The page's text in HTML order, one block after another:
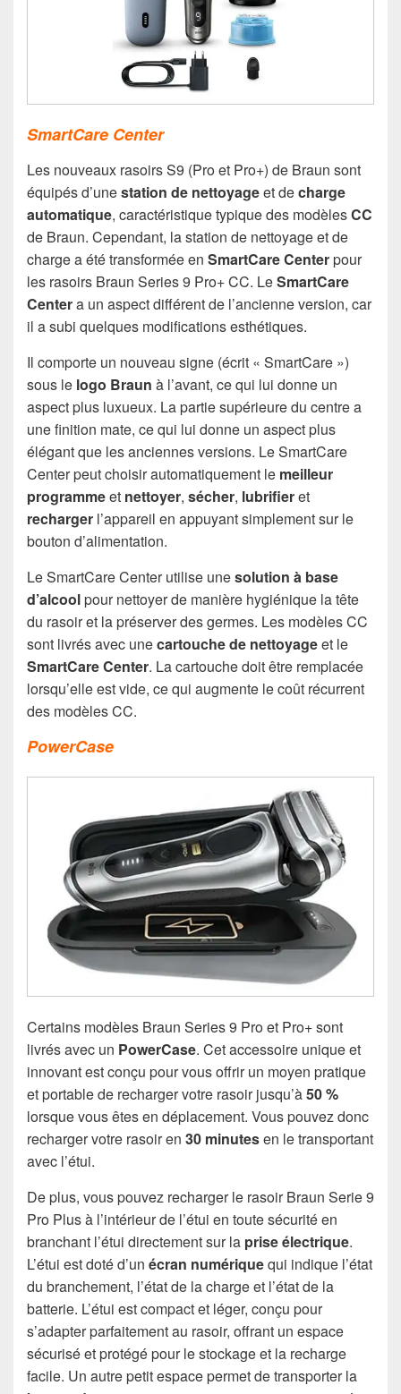
SmartCare Center
Les nouveaux rasoirs S9 (Pro et Pro+) de Braun sont
équipés d’unestation de nettoyageet decharge
automatique, caractéristique typique des modèlesCC
de Braun. Cependant, la station de nettoyage et de
charge a été transformée en SmartCare Centerpour
les rasoirs Braun Series 9 Pro+ CC. LeSmartCare
Centera un aspect différent de l’ancienne version, car
il a subi quelques modifications esthétiques.
Il comporte un nouveau signe (écrit « SmartCare »)
sous le logo Braun à l’avant, ce qui lui donne un
aspect plus luxueux. La partie supérieure du centre a
une finition mate, ce qui lui donne un aspect plus
élégant que les anciennes versions. Le SmartCare
Center peut choisir automatiquement le meilleur
programmeet nettoyer, sécher, lubrifieret
recharger l’appareil en appuyant simplement sur le
bouton d’alimentation.
Le SmartCare Center utilise unesolution à base
d’alcoolpour nettoyer de manière hygiénique la tête
du rasoir et la préserver des germes. Les modèles CC
sont livrés avec unecartouche de nettoyageet le
SmartCare Center. La cartouche doit être remplacée
lorsqu’elle est vide, ce qui augmente le coût récurrent
des modèles CC.
PowerCase
Certains modèles Braun Series 9 Pro et Pro+ sont
livrés avec un PowerCase. Cet accessoire unique et
innovant est conçu pour vous offrir un moyen pratique
et portable de recharger votre rasoir jusqu’à50 %
lorsque vous êtes en déplacement. Vous pouvez donc
recharger votre rasoir en 30 minutesen le transportant
avec l’étui.
De plus, vous pouvez recharger le rasoir Braun Serie 9
Pro Plus à l’intérieur de l’étui en toute sécurité en
branchant l’étui directement sur la prise électrique.
L’étui est doté d’un écran numériquequi indique l’état
du branchement, l’état de la charge et l’état de la
batterie. L’étui est compact et léger, conçu pour
s’adapter parfaitement au rasoir, offrant un espace
sécurisé et protégé pour le stockage et la recharge
facile. Un autre petit espace permet de transporter la